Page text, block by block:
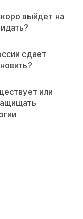
выйдет на
сдает
или